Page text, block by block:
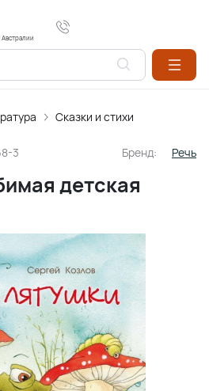
Сказки и стихи
3 Бренд: Речь
детская